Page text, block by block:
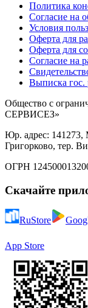
Политика
Согласие на
Условия
Оферта для
Оферта для
Согласие на
Выписка
Общество с
СЕРВИСЕЗ»
Юр. адрес: 141273,
Григорково, тер.
ОГРН
Скачайте
RuStore
App Store